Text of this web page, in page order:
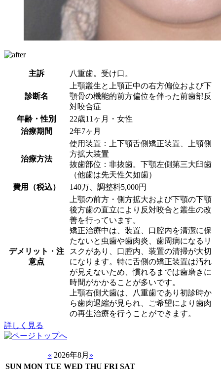
主訴 八重歯。受け口。
診断名
上顎叢生と上顎正中の右方偏位および下
顎骨の機能的前方偏位を伴った前歯部反
対咬合症
年齢・性別
22歳11ヶ月・女性
治療期間
2年7ヶ月
治療方法
使用装置：上下顎舌側矯正装置、上顎側
方拡大装置
抜歯部位：非抜歯。下顎左側第三大臼歯
（他歯は先天性欠如歯）
費用（税込）
140万、調整料5,000円
デメリット・注
意点
上顎の前方・側方拡大および下顎の下顎
後方歯の直立により反対咬合と叢生の改
善を行っています。
矯正治療中は、装置、口腔内を清潔に保
たないと虫歯や歯肉炎、歯周病になるリ
スクがあり、口腔内、装置の清掃が大切
になります。特に舌側の矯正装置は汚れ
が見えないため、慣れるまでは歯磨きに
時間がかかることが多いです。
上顎右側犬歯は、八重歯であり初診時か
ら歯肉退縮が見られ、ご希望により歯肉
の再生治療を行うことができます。
詳しく見る
« 2026年8月 »
SUN MON TUE WED THU FRI SAT